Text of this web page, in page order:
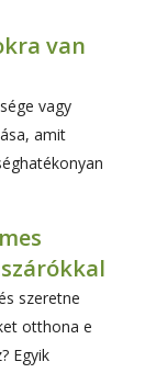
van
vagy
amit
szeretne
otthona e
Egyik